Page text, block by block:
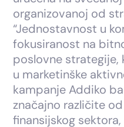
organizovanoj od
“Jednostavnost u
fokusiranost na
poslovne strategije,
u marketinške
kampanje Addiko
značajno različite
finansijskog